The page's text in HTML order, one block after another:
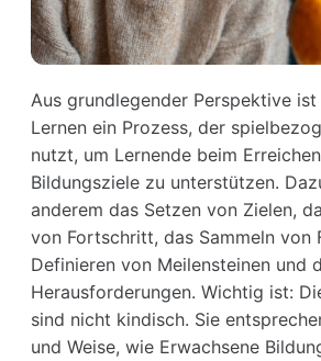
Aus grundlegender Perspektive
Lernen ein Prozess, der
nutzt, um Lernende beim
Bildungsziele zu unterstützen.
anderem das Setzen von Zielen,
von Fortschritt, das Sammeln von
Definieren von Meilensteinen und
Herausforderungen. Wichtig ist:
sind nicht kindisch. Sie
und Weise, wie Erwachsene